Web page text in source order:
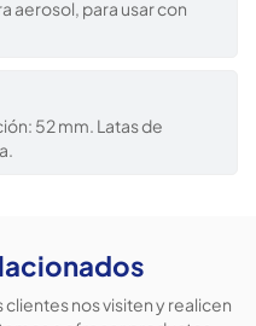
aerosol, para usar con
52 mm. Latas de
nos visiten y realicen